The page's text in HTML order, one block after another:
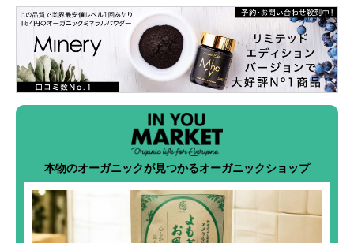
本物のオーガニックが見つかるオーガニックショップ